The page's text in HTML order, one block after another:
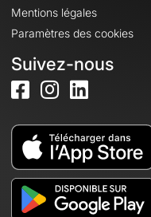
Mentions légales
Paramètres des cookies
Suivez-nous